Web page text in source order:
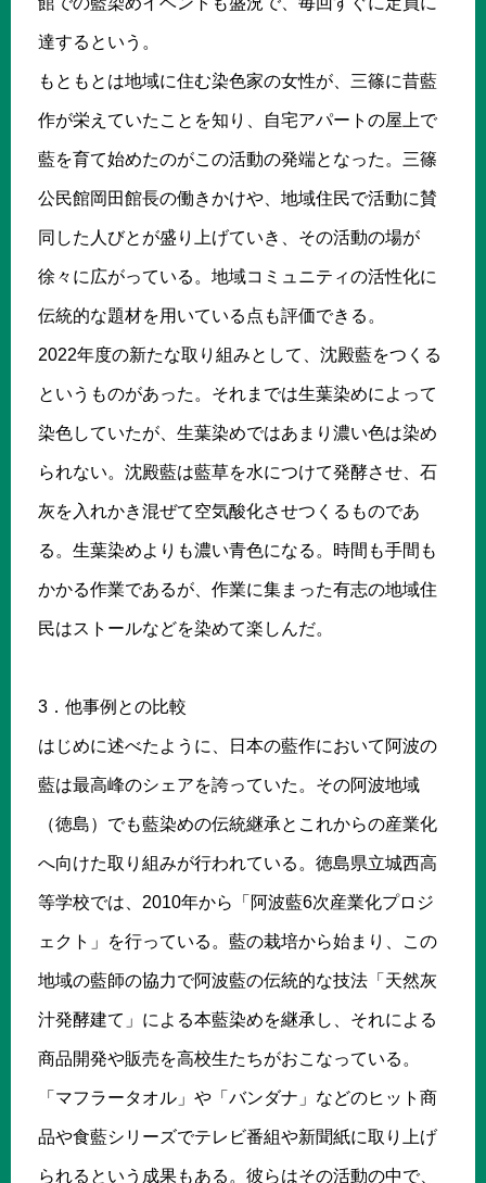
達するという。
もともとは地域に住む染色家の女性が、三篠に昔藍
作が栄えていたことを知り、自宅アパートの屋上で
藍を育て始めたのがこの活動の発端となった。三篠
公民館岡田館長の働きかけや、地域住民で活動に賛
同した人びとが盛り上げていき、その活動の場が
徐々に広がっている。地域コミュニティの活性化に
伝統的な題材を用いている点も評価できる。
2022年度の新たな取り組みとして、沈殿藍をつくる
というものがあった。それまでは生葉染めによって
染色していたが、生葉染めではあまり濃い色は染め
られない。沈殿藍は藍草を水につけて発酵させ、石
灰を入れかき混ぜて空気酸化させつくるものであ
る。生葉染めよりも濃い青色になる。時間も手間も
かかる作業であるが、作業に集まった有志の地域住
民はストールなどを染めて楽しんだ。
3．他事例との比較
はじめに述べたように、日本の藍作において阿波の
藍は最高峰のシェアを誇っていた。その阿波地域
（徳島）でも藍染めの伝統継承とこれからの産業化
へ向けた取り組みが行われている。徳島県立城西高
等学校では、2010年から「阿波藍6次産業化プロジ
ェクト」を行っている。藍の栽培から始まり、この
地域の藍師の協力で阿波藍の伝統的な技法「天然灰
汁発酵建て」による本藍染めを継承し、それによる
商品開発や販売を高校生たちがおこなっている。
「マフラータオル」や「バンダナ」などのヒット商
品や食藍シリーズでテレビ番組や新聞紙に取り上げ
られるという成果もある。彼らはその活動の中で、